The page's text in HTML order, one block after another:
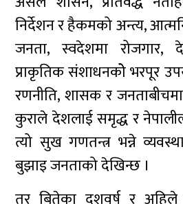
निर्देशन र हैकमको अन्त्य,
जनता, स्वदेशमा रोजगार,
प्राकृतिक संशाधनकोे भरपूर
रणनीति, शासक र
कुराले देशलाई समृद्ध र
त्यो सुख गणतन्त्र भन्ने
बुझाइ जनताको देखिन्छ ।